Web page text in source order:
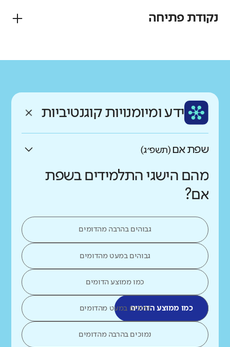
פיקוח
עברית בינוני
נקודת פתיחה
רקע חברתי כלכלי
נמוך ידע ומיומנויות קוגנטיביות
שפת אם(תשפ״ג)
מהם הישגי התלמידים בשפת
אם?
גבוהים בהרבה מהדומים
גבוהים במעט מהדומים
כמו ממוצע הדומים
כמו ממוצע הדומיםנמוכים במעט מהדומים
נמוכים בהרבה מהדומים